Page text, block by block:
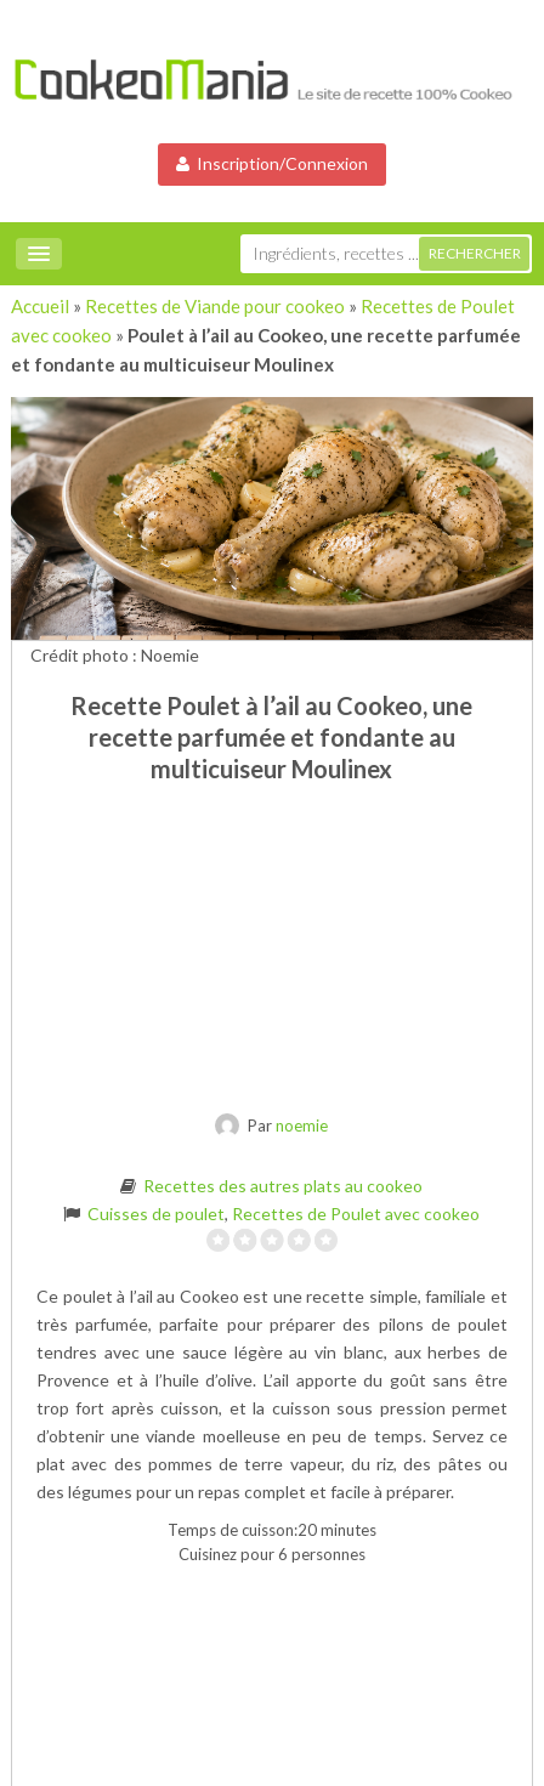
Inscription/Connexion
Accueil » Recettes de Viande pour cookeo » Recettes de Poulet
avec cookeo » Poulet à l’ail au Cookeo, une recette parfumée
et fondante au multicuiseur Moulinex
Recette Poulet à l’ail au Cookeo, une
recette parfumée et fondante au
multicuiseur Moulinex
Parnoemie
Recettes des autres plats au cookeo
Cuisses de poulet, Recettes de Poulet avec cookeo
Ce poulet à l’ail au Cookeo est une recette simple, familiale et
très parfumée, parfaite pour préparer des pilons de poulet
tendres avec une sauce légère au vin blanc, aux herbes de
Provence et à l’huile d’olive. L’ail apporte du goût sans être
trop fort après cuisson, et la cuisson sous pression permet
d’obtenir une viande moelleuse en peu de temps. Servez ce
plat avec des pommes de terre vapeur, du riz, des pâtes ou
des légumes pour un repas complet et facile à préparer.
Temps de cuisson:20 minutes
Cuisinez pour 6 personnes
Crédit photo : Noemie